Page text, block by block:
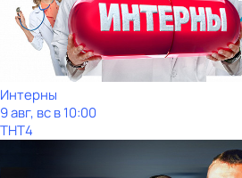
Интерны
9 авг, вс в 10:00
ТНТ4